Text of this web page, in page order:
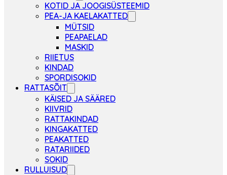
KOTID JA JOOGISÜSTEEMID
PEA-JA KAELAKATTED
MÜTSID
PEAPAELAD
MASKID
RIIETUS
KINDAD
SPORDISOKID
RATTASÕIT
KÄISED JA SÄÄRED
KIIVRID
RATTAKINDAD
KINGAKATTED
PEAKATTED
RATARIIDED
SOKID
RULLUISUD